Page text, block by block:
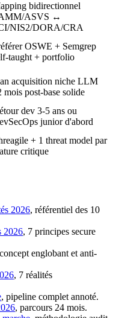
bidirectionnel
ASVS ↔
NIS2/DORA/CRA
OSWE + Semgrep
taught + portfolio
acquisition niche LLM
mois post-base solide
dev 3-5 ans ou
junior d'abord
+ 1 threat model par
critique
2026, référentiel des 10
2026, 7 principes secure
englobant et anti-
, 7 réalités
, pipeline complet annoté.
, parcours 24 mois.